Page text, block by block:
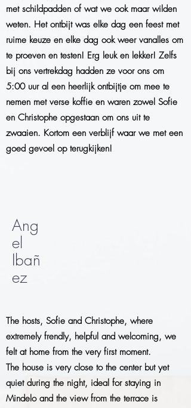
met schildpadden of wat we ook maar wilden
weten. Het ontbijt was elke dag een feest met
ruime keuze en elke dag ook weer vanalles om
te proeven en testen! Erg leuk en lekker! Zelfs
bij ons vertrekdag hadden ze voor ons om
5:00 uur al een heerlijk ontbijtje om mee te
nemen met verse koffie en waren zowel Sofie
en Christophe opgestaan om ons uit te
zwaaien. Kortom een verblijf waar we met een
goed gevoel op terugkijken!
Ang
el
Ibañ
ez
The hosts, Sofie and Christophe, where
extremely frendly, helpful and welcoming, we
felt at home from the very first moment.
The house is very close to the center but yet
quiet during the night, ideal for staying in
Mindelo and the view from the terrace is